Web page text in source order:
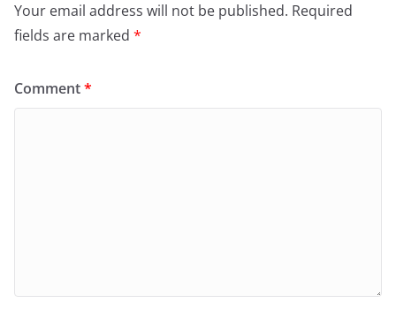
Your email address will not be published. Required
fields are marked *
Comment*